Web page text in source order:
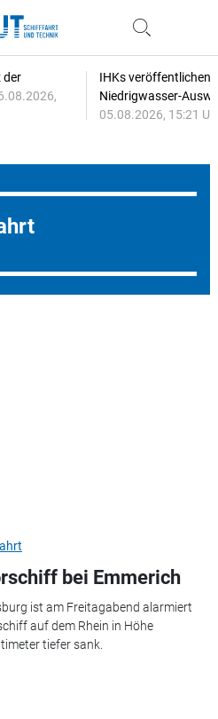
der
IHKs veröffentlichen
Niedrigwasser-
05.08.2026, 15:21
bei Emmerich
ist am Freitagabend alarmiert
auf dem Rhein in Höhe
tiefer sank.